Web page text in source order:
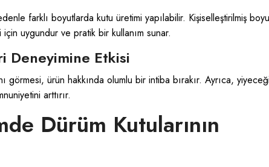
farklı boyutlarda kutu üretimi yapılabilir. Kişiselleştirilmiş
uygundur ve pratik bir kullanım sunar.
Deneyimine Etkisi
görmesi, ürün hakkında olumlu bir intiba bırakır. Ayrıca,
arttırır.
Dürüm Kutularının